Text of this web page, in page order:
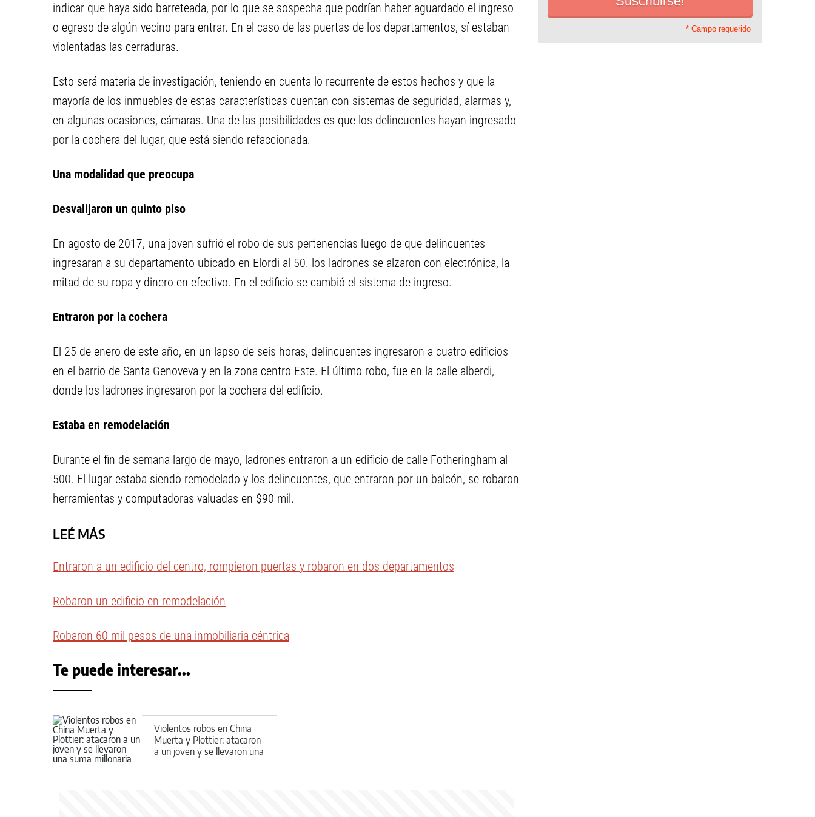
indicar que haya sido barreteada, por lo que se sospecha que podrían haber aguardado el ingreso
o egreso de algún vecino para entrar. En el caso de las puertas de los departamentos, sí estaban
violentadas las cerraduras.
Esto será materia de investigación, teniendo en cuenta lo recurrente de estos hechos y que la
mayoría de los inmuebles de estas características cuentan con sistemas de seguridad, alarmas y,
en algunas ocasiones, cámaras. Una de las posibilidades es que los delincuentes hayan ingresado
por la cochera del lugar, que está siendo refaccionada.
Una modalidad que preocupa
Desvalijaron un quinto piso
En agosto de 2017, una joven sufrió el robo de sus pertenencias luego de que delincuentes
ingresaran a su departamento ubicado en Elordi al 50. los ladrones se alzaron con electrónica, la
mitad de su ropa y dinero en efectivo. En el edificio se cambió el sistema de ingreso.
Entraron por la cochera
El 25 de enero de este año, en un lapso de seis horas, delincuentes ingresaron a cuatro edificios
en el barrio de Santa Genoveva y en la zona centro Este. El último robo, fue en la calle alberdi,
donde los ladrones ingresaron por la cochera del edificio.
Estaba en remodelación
Durante el fin de semana largo de mayo, ladrones entraron a un edificio de calle Fotheringham al
500. El lugar estaba siendo remodelado y los delincuentes, que entraron por un balcón, se robaron
herramientas y computadoras valuadas en $90 mil.
LEÉ MÁS
Entraron a un edificio del centro, rompieron puertas y robaron en dos departamentos
Robaron un edificio en remodelación
Robaron 60 mil pesos de una inmobiliaria céntrica
Te puede interesar...
Violentos robos en China
Muerta y Plottier: atacaron
a un joven y se llevaron una
suma millonaria
* Campo requerido